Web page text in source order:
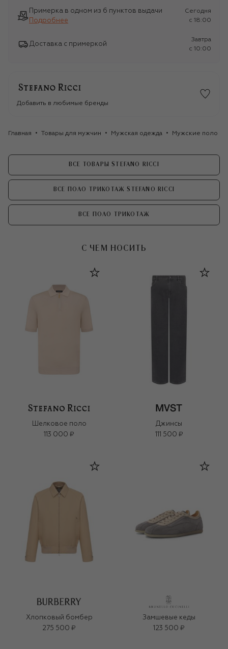
Примерка в одном из 6 пунктов выдачи
Подробнее
Сегодня
c 18:00
Доставка с примеркой
Завтра
c 10:00
Добавить в любимые бренды
Главная Товары для мужчин Мужская одежда Мужские поло
ВСЕ ТОВАРЫ STEFANO RICCI
ВСЕ ПОЛО ТРИКОТАЖ STEFANO RICCI
ВСЕ ПОЛО ТРИКОТАЖ
С ЧЕМ НОСИТЬ
Шелковое поло
113 000 ₽
Джинсы
111 500 ₽
Хлопковый бомбер
275 500 ₽
Замшевые кеды
123 500 ₽